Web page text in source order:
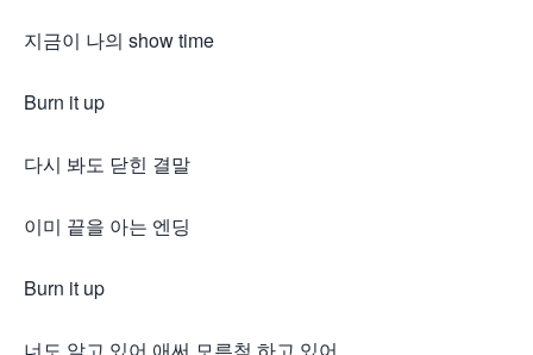
지금이 나의 show time
Burn it up
다시 봐도 닫힌 결말
이미 끝을 아는 엔딩
Burn it up